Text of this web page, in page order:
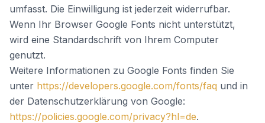
umfasst. Die Einwilligung ist jederzeit widerrufbar.
Wenn Ihr Browser Google Fonts nicht unterstützt,
wird eine Standardschrift von Ihrem Computer
genutzt.
Weitere Informationen zu Google Fonts finden Sie
unter https://developers.google.com/fonts/faq und in
der Datenschutzerklärung von Google:
https://policies.google.com/privacy?hl=de.